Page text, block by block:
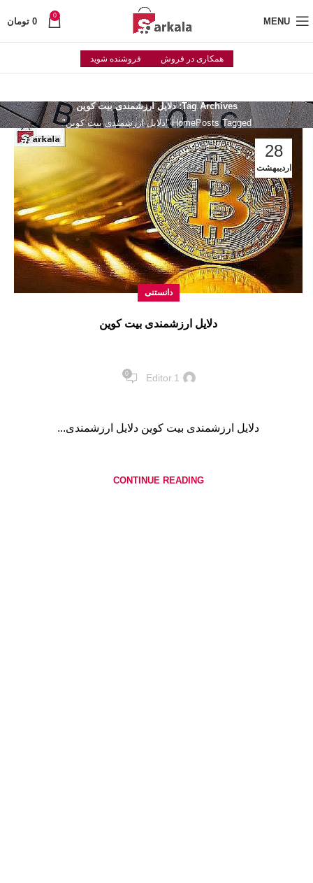
MENU
0
0 تومان
همکاری در فروش فروشنده شوید
Tag Archives: دلایل ارزشمندی بیت کوین
HomePosts Tagged "دلایل ارزشمندی بیت کوین"
28
اردیبهشت
دانستنی
دلایل ارزشمندی بیت کوین
Editor.1
0
دلایل ارزشمندی بیت کوین دلایل ارزشمندی...
CONTINUE READING